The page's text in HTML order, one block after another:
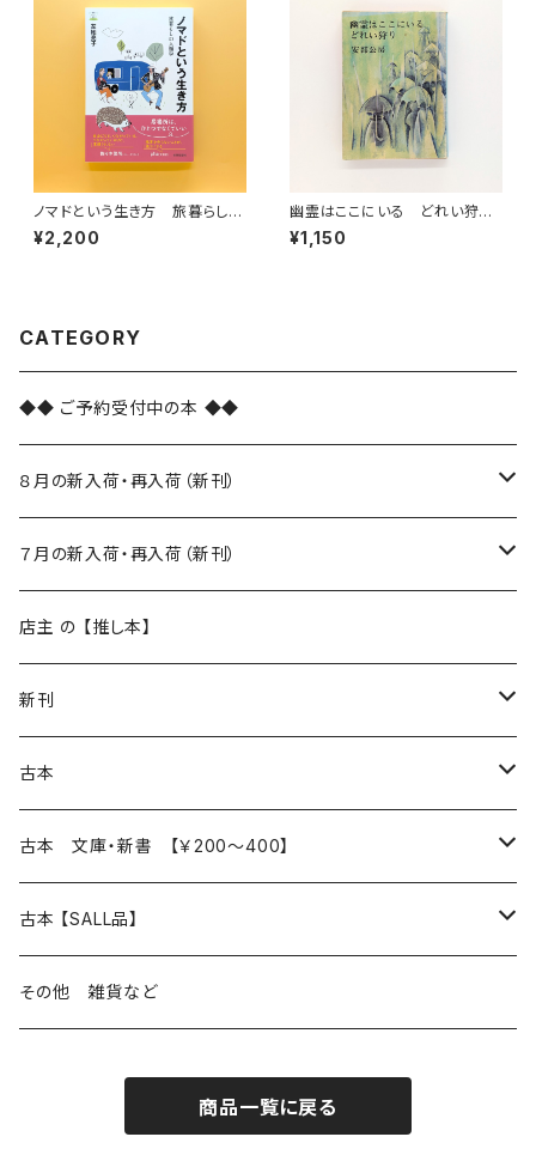
ノマドという生き方 旅暮らしの
人類学（教養みらい選書 10）
¥2,200
幽霊はここにいる どれい狩り
（新潮文庫）
¥1,150
CATEGORY
◆◆ ご予約受付中の本 ◆◆
８月の新入荷・再入荷（新刊）
新入荷
再入荷
７月の新入荷・再入荷（新刊）
新入荷
再入荷
店主 の 【推し本】
新刊
本 の あれこれ
読書のこと
本屋のこと
文芸
近代小説 エッセイ 戯曲（日本人作家）
現代小説 エッセイ 戯曲（日本人作家）
現代小説 エッセイ 戯曲（外国人作家）
日々 の できこと
日常の 風景 群像
生き方 ライフスタイル
人生 生き方 について考える
食べ物 料理
古本
本 の あれこれ
読書のこと
本屋のこと
日本文学
小説 エッセイ 戯曲（日本人作家）
海外文学
詩（外国人作家）
日常の 風景 群像
生き方 ライフスタイル
古本 文庫・新書 【￥200～400】
日本文学
小説 エッセイ 戯曲
海外文学
古本 【SALL品】
20％OFF
その他 雑貨など
商品一覧に戻る